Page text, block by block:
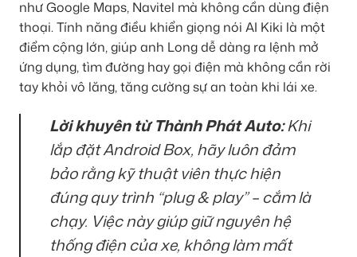
như Google Maps, Navitel mà không cần dùng điện
thoại. Tính năng điều khiển giọng nói AI Kiki là một
điểm cộng lớn, giúp anh Long dễ dàng ra lệnh mở
ứng dụng, tìm đường hay gọi điện mà không cần rời
tay khỏi vô lăng, tăng cường sự an toàn khi lái xe.
Lời khuyên từ Thành Phát Auto:Khi
lắp đặt Android Box, hãy luôn đảm
bảo rằng kỹ thuật viên thực hiện
đúng quy trình “plug & play” – cắm là
chạy. Việc này giúp giữ nguyên hệ
thống điện của xe, không làm mất